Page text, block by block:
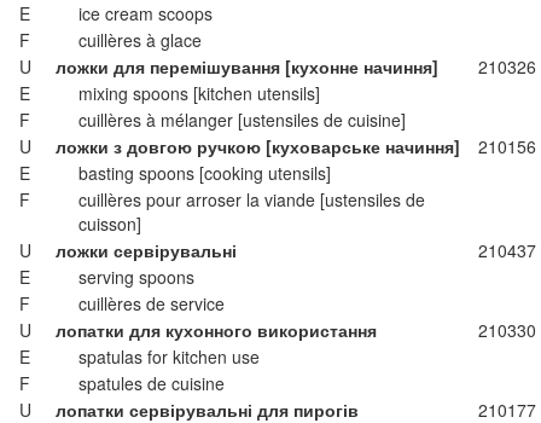
E
ice cream scoops
F
cuillères à glace
U
ложки для перемішування [кухонне начиння]
210326
E
mixing spoons [kitchen utensils]
F
cuillères à mélanger [ustensiles de cuisine]
U
ложки з довгою ручкою [куховарське начиння]
210156
E
basting spoons [cooking utensils]
F
cuillères pour arroser la viande [ustensiles de
cuisson]
U
ложки сервірувальні
210437
E
serving spoons
F
cuillères de service
U
лопатки для кухонного використання
210330
E
spatulas for kitchen use
F
spatules de cuisine
U
лопатки сервірувальні для пирогів
210177